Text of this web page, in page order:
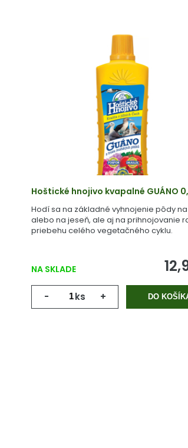
Hoštické hnojivo kvapalné GUÁNO
Hodí sa na základné vyhnojenie pôdy
alebo na jeseň, ale aj na prihnojovanie
priebehu celého vegetačného cyklu.
NA SKLADE
- ks + DO